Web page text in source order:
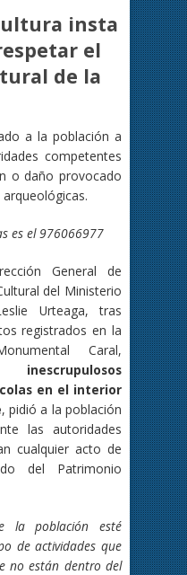
insta
el
de la
a la población a
competentes
o daño provocado
es el 976066977
General de
del Ministerio
Urteaga, tras
registrados en la
Caral,
inescrupulosos
en el interior
, pidió a la población
las autoridades
cualquier acto de
del Patrimonio
la población esté
de actividades que
no están dentro del